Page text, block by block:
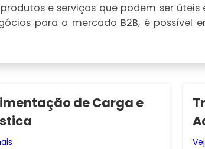
e serviços que podem ser úteis
para o mercado B2B, é possível
de Carga e